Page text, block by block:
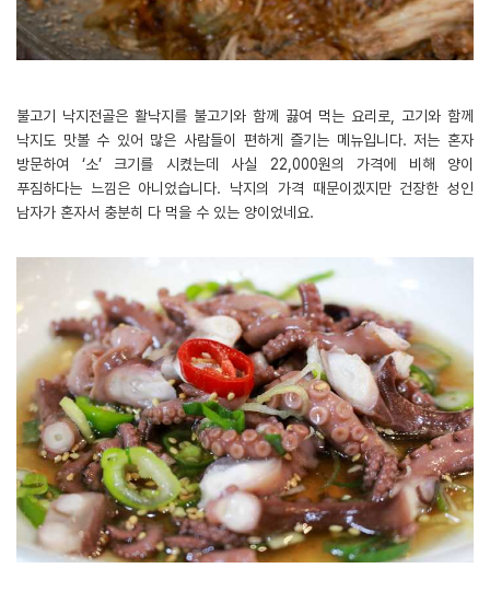
불고기 낙지전골은 활낙지를 불고기와 함께 끓여 먹는 요리로, 고기와 함께
낙지도 맛볼 수 있어 많은 사람들이 편하게 즐기는 메뉴입니다. 저는 혼자
방문하여 ‘소’ 크기를 시켰는데 사실 22,000원의 가격에 비해 양이
푸짐하다는 느낌은 아니었습니다. 낙지의 가격 때문이겠지만 건장한 성인
남자가 혼자서 충분히 다 먹을 수 있는 양이었네요.